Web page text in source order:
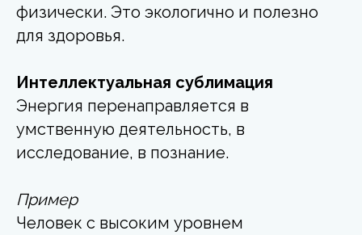
физически. Это экологично и полезно
для здоровья.
Интеллектуальная сублимация
Энергия перенаправляется в
умственную деятельность, в
исследование, в познание.
Пример
Человек с высоким уровнем